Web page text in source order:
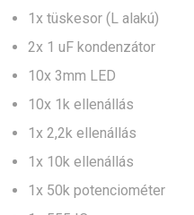
1x tüskesor (L alakú)
2x 1 uF kondenzátor
10x 3mm LED
10x 1k ellenállás
1x 2,2k ellenállás
1x 10k ellenállás
1x 50k potenciométer